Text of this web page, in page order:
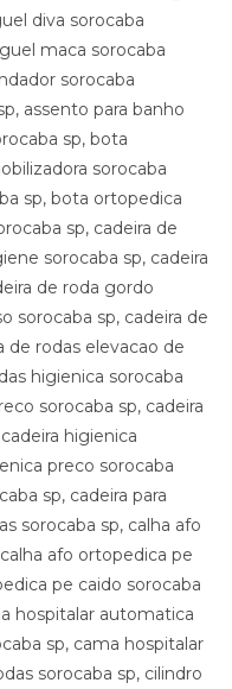
diva sorocaba
maca sorocaba
sorocaba
assento para banho
sp, bota
sorocaba
sp, bota ortopedica
sp, cadeira de
sorocaba sp, cadeira
de roda gordo
sorocaba sp, cadeira de
de rodas elevacao de
higienica sorocaba
sorocaba sp, cadeira
higienica
preco sorocaba
sp, cadeira para
sorocaba sp, calha afo
afo ortopedica pe
pe caido sorocaba
hospitalar automatica
sp, cama hospitalar
sorocaba sp, cilindro